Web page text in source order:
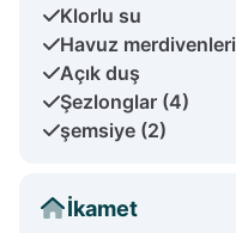
Klorlu su
Havuz merdivenleri
Açık duş
Şezlonglar (4)
şemsiye (2)
İkamet